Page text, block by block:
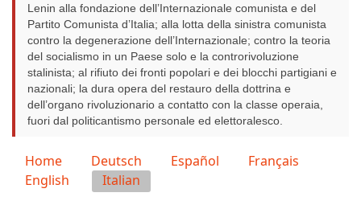
Lenin alla fondazione dell’Internazionale comunista e del
Partito Comunista d’Italia; alla lotta della sinistra comunista
contro la degenerazione dell’Internazionale; contro la teoria
del socialismo in un Paese solo e la controrivoluzione
stalinista; al rifiuto dei fronti popolari e dei blocchi partigiani e
nazionali; la dura opera del restauro della dottrina e
dell’organo rivoluzionario a contatto con la classe operaia,
fuori dal politicantismo personale ed elettoralesco.
Seleziona la tua lingua
Home Deutsch Español
Français
English
Italian